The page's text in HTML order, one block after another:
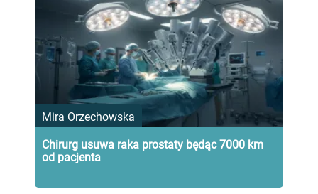
Mira Orzechowska
Chirurg usuwa raka prostaty będąc 7000 km
od pacjenta